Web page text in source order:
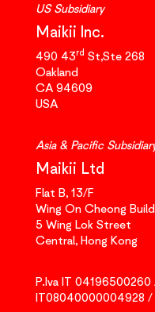
US Subsidiary
Maikii Inc.
490 43rd St,Ste 268
Oakland
CA 94609
USA
Asia & Pacific
Maikii Ltd
Flat B, 13/F
Wing On Cheong
5 Wing Lok Street
Central, Hong Kong
P.Iva IT 04196500260
IT08040000004928 /